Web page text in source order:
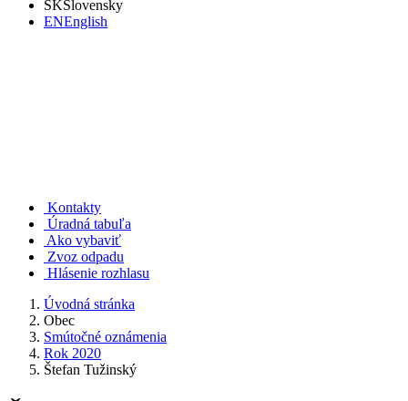
SKSlovensky
ENEnglish
Kontakty
Úradná tabuľa
Ako vybaviť
Zvoz odpadu
Hlásenie rozhlasu
Úvodná stránka
Obec
Smútočné oznámenia
Rok 2020
Štefan Tužinský